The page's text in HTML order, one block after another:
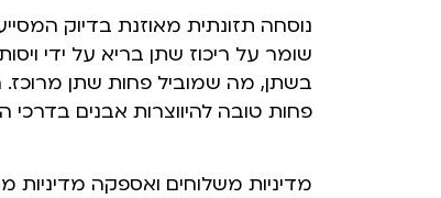
נוסחה תזונתית מאוזנת בדיוק
בשתן, מה שמוביל פחות שתן
פחות טובה להיווצרות אבנים בדרכי
מדיניות משלוחים ואספקה מדיניות